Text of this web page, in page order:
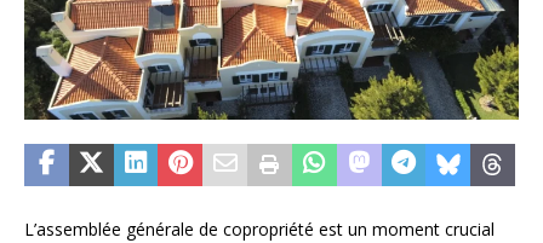
L’assemblée générale de copropriété est un moment crucial